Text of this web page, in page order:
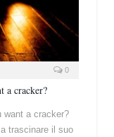
0
a cracker?
want a cracker?
trascinare il suo